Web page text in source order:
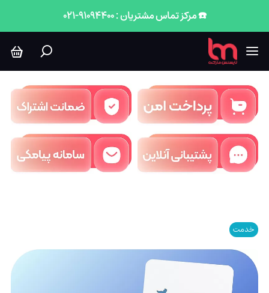
☎️ مرکز تماس مشتریان : 91094400-021
خدمت